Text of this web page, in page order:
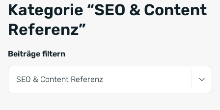
Kategorie “SEO & Content
Referenz”
Beiträge filtern